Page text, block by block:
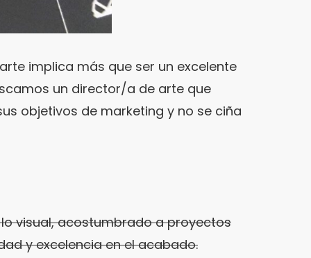
implica más que ser un excelente
un director/a de arte que
objetivos de marketing y no se ciña
visual, acostumbrado a proyectos
y excelencia en el acabado.